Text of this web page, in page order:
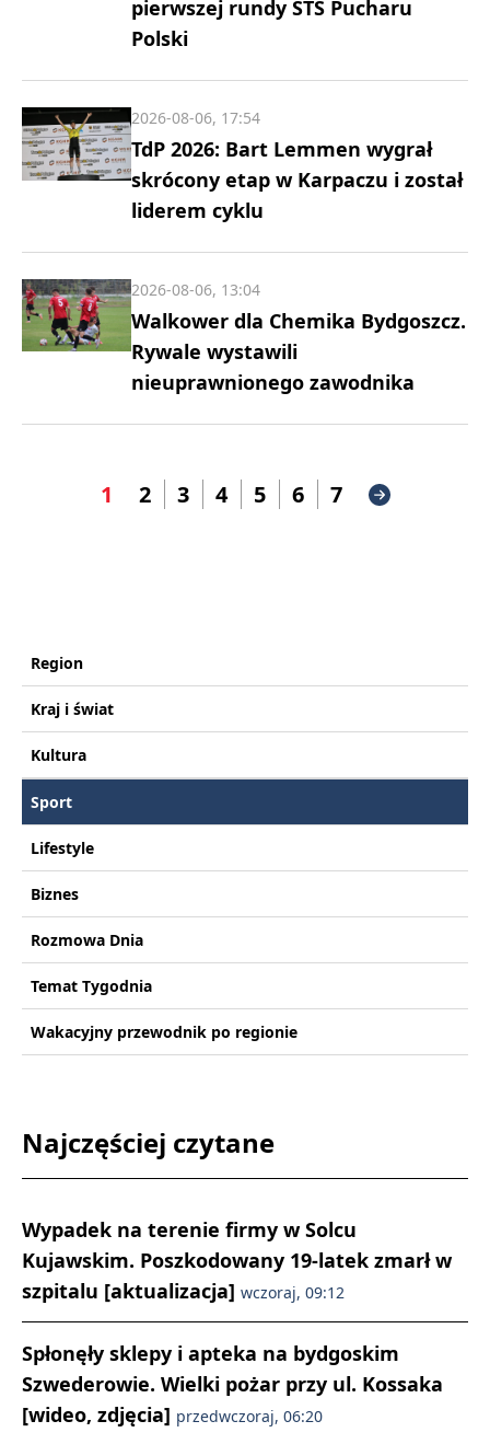
pierwszej rundy STS Pucharu
Polski
TdP 2026: Bart Lemmen wygrał
skrócony etap w Karpaczu i został
liderem cyklu
2026-08-06, 17:54
Walkower dla Chemika Bydgoszcz.
Rywale wystawili
nieuprawnionego zawodnika
2026-08-06, 13:04
1 2 3 4 5 6 7
Region
Kraj i świat
Kultura
Sport
Lifestyle
Biznes
Rozmowa Dnia
Temat Tygodnia
Wakacyjny przewodnik po regionie
Najczęściej czytane
Wypadek na terenie firmy w Solcu
Kujawskim. Poszkodowany 19-latek zmarł w
szpitalu [aktualizacja] wczoraj, 09:12
Spłonęły sklepy i apteka na bydgoskim
Szwederowie. Wielki pożar przy ul. Kossaka
[wideo, zdjęcia] przedwczoraj, 06:20